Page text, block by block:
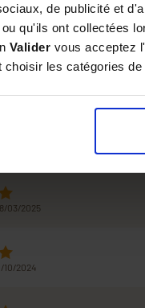
de publicité et
qu'ils ont collectées
Valider vous acceptez
choisir les catégories
03/2025
10/2024